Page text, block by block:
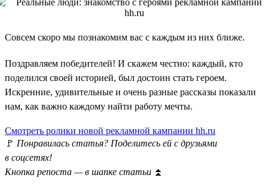
Совсем скоро мы познакомим вас с каждым из них ближе.
Поздравляем победителей! И скажем честно: каждый, кто
поделился своей историей, был достоин стать героем.
Искренние, удивительные и очень разные рассказы показали
нам, как важно каждому найти работу мечты.
Смотреть ролики новой рекламной кампании hh.ru
🚩 Понравилась статья? Поделитесь ей с друзьями
в соцсетях!
Кнопка репоста — в шапке статьи ⏫